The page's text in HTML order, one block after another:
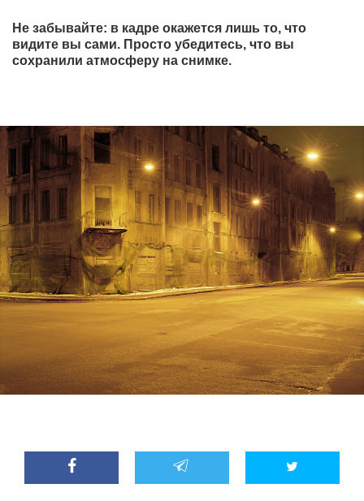
Не забывайте: в кадре окажется лишь то, что
видите вы сами. Просто убедитесь, что вы
сохранили атмосферу на снимке.